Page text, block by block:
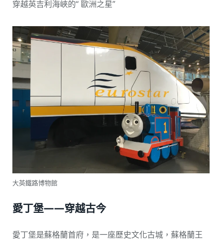
穿越英吉利海峽的“ 歐洲之星”
大英鐵路博物館
愛丁堡——穿越古今
愛丁堡是蘇格蘭首府，是一座歷史文化古城，蘇格蘭王